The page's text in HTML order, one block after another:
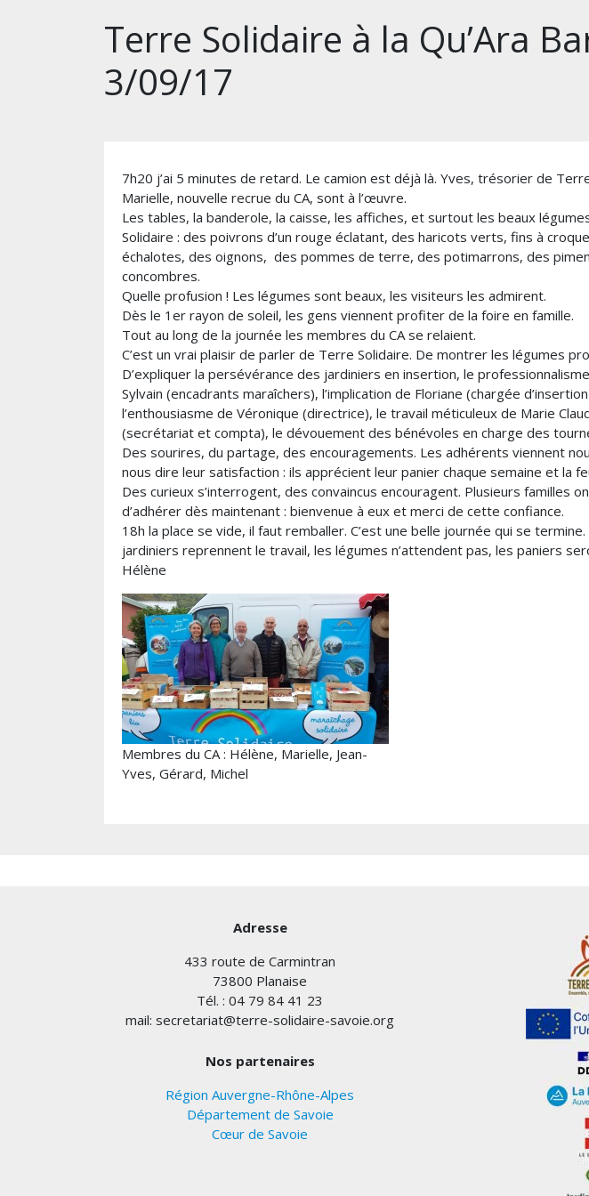
Terre Solidaire à la Qu’Ara
3/09/17
7h20 j’ai 5 minutes de retard. Le camion est déjà là. Yves, trésorier de
Marielle, nouvelle recrue du CA, sont à l’œuvre.
Les tables, la banderole, la caisse, les affiches, et surtout les beaux
Solidaire : des poivrons d’un rouge éclatant, des haricots verts, fins à
échalotes, des oignons, des pommes de terre, des potimarrons, des
concombres.
Quelle profusion ! Les légumes sont beaux, les visiteurs les admirent.
Dès le 1er rayon de soleil, les gens viennent profiter de la foire en famille.
Tout au long de la journée les membres du CA se relaient.
C’est un vrai plaisir de parler de Terre Solidaire. De montrer les légumes
D’expliquer la persévérance des jardiniers en insertion, le
Sylvain (encadrants maraîchers), l’implication de Floriane (chargée
l’enthousiasme de Véronique (directrice), le travail méticuleux de Marie
(secrétariat et compta), le dévouement des bénévoles en charge des
Des sourires, du partage, des encouragements. Les adhérents viennent
nous dire leur satisfaction : ils apprécient leur panier chaque semaine et la
Des curieux s’interrogent, des convaincus encouragent. Plusieurs familles
d’adhérer dès maintenant : bienvenue à eux et merci de cette confiance.
18h la place se vide, il faut remballer. C’est une belle journée qui se termine.
jardiniers reprennent le travail, les légumes n’attendent pas, les paniers
Hélène
Membres du CA : Hélène, Marielle, Jean-
Yves, Gérard, Michel
Adresse
433 route de Carmintran
73800 Planaise
Tél. : 04 79 84 41 23
mail: secretariat@terre-solidaire-savoie.org
Nos partenaires
Région Auvergne-Rhône-Alpes
Département de Savoie
Cœur de Savoie